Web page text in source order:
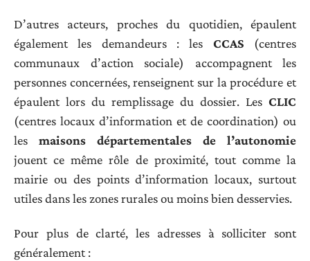
D’autres acteurs, proches du quotidien, épaulent
également les demandeurs : les CCAS (centres
communaux d’action sociale) accompagnent les
personnes concernées, renseignent sur la procédure et
épaulent lors du remplissage du dossier. Les CLIC
(centres locaux d’information et de coordination) ou
les maisons départementales de l’autonomie
jouent ce même rôle de proximité, tout comme la
mairie ou des points d’information locaux, surtout
utiles dans les zones rurales ou moins bien desservies.
Pour plus de clarté, les adresses à solliciter sont
généralement :